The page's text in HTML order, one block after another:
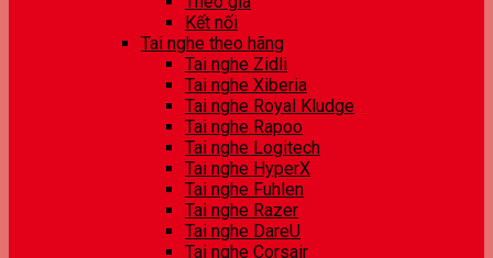
Kết nối
Tai nghe theo hãng
Tai nghe Zidli
Tai nghe Xiberia
Tai nghe Royal Kludge
Tai nghe Rapoo
Tai nghe Logitech
Tai nghe HyperX
Tai nghe Fuhlen
Tai nghe Razer
Tai nghe DareU
Tai nghe Corsair